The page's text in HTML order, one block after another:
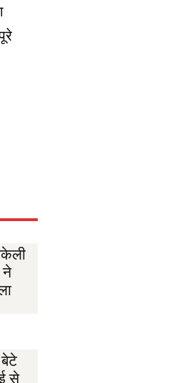
ने
से